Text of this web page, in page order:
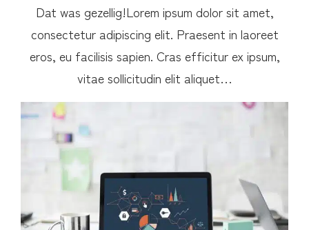
Dat was gezellig!Lorem ipsum dolor sit amet,
consectetur adipiscing elit. Praesent in laoreet
eros, eu facilisis sapien. Cras efficitur ex ipsum,
vitae sollicitudin elit aliquet…
Binnenkort: kortingen op onze diensten